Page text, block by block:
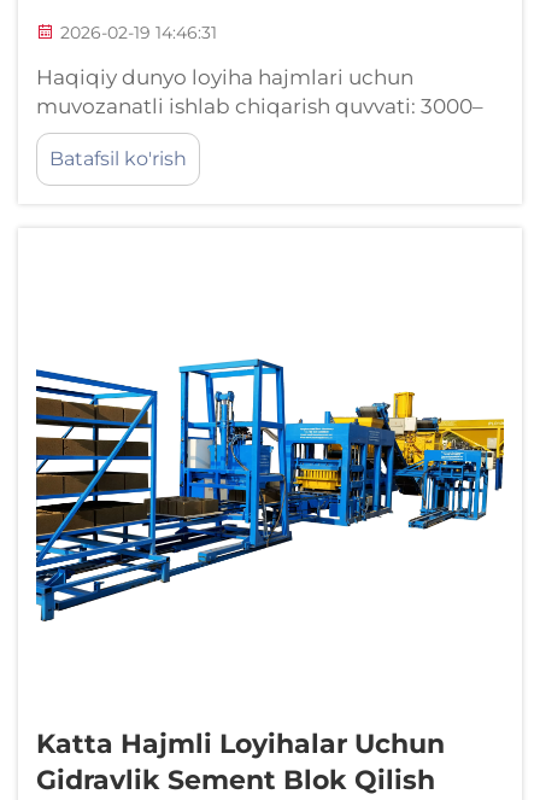
2026-02-19 14:46:31
Haqiqiy dunyo loyiha hajmlari uchun
muvozanatli ishlab chiqarish quvvati: 3000–
8000 ta blok/kecha ishlab chiqarish
ko'rsatkichi kichikdan o'rtacha hajmdagi
qurilish loyihalari vaqt rejalariga mos keladi.
Batafsil ko'rish
Katta Hajmli Loyihalar Uchun
Gidravlik Sement Blok Qilish